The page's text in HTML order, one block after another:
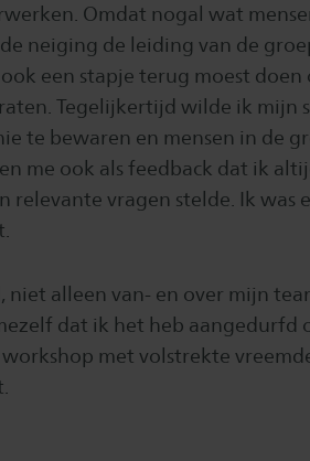
Omdat nogal wat
neiging de leiding van de
een stapje terug moest doen
Tegelijkertijd wilde ik mijn
te bewaren en mensen in de
me ook als feedback dat ik
relevante vragen stelde. Ik was
alleen van- en over mijn
dat ik het heb aangedurfd
met volstrekte